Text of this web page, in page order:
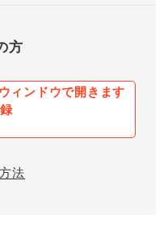
方
法